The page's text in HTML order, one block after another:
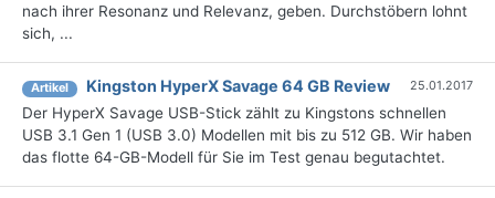
nach ihrer Resonanz und Relevanz, geben. Durchstöbern lohnt
sich, ...
Artikel Kingston HyperX Savage 64 GB Review 25.01.2017
Der HyperX Savage USB-Stick zählt zu Kingstons schnellen
USB 3.1 Gen 1 (USB 3.0) Modellen mit bis zu 512 GB. Wir haben
das flotte 64-GB-Modell für Sie im Test genau begutachtet.